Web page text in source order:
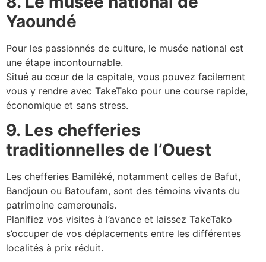
Yaoundé
Pour les passionnés de culture, le musée national est
une étape incontournable.
Situé au cœur de la capitale, vous pouvez facilement
vous y rendre avec TakeTako pour une course rapide,
économique et sans stress.
9. Les chefferies
traditionnelles de l’Ouest
Les chefferies Bamiléké, notamment celles de Bafut,
Bandjoun ou Batoufam, sont des témoins vivants du
patrimoine camerounais.
Planifiez vos visites à l’avance et laissez TakeTako
s’occuper de vos déplacements entre les différentes
localités à prix réduit.